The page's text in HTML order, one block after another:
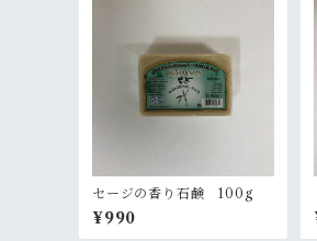
セージの香り石鹸 100g
¥990